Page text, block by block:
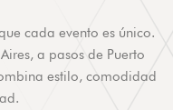
cada evento es único.
a pasos de Puerto
estilo, comodidad